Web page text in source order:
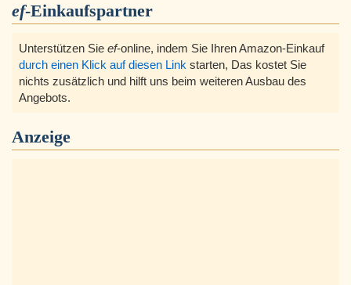
ef-Einkaufspartner
Unterstützen Sie ef-online, indem Sie Ihren Amazon-Einkauf
durch einen Klick auf diesen Link starten, Das kostet Sie
nichts zusätzlich und hilft uns beim weiteren Ausbau des
Angebots.
Anzeige